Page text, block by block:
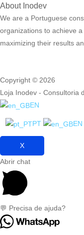
About Inodev
We are a Portuguese
organizations to achieve
maximizing their results
Copyright © 2026
Loja Inodev - Consultoria
EN
PT EN
X
Abrir chat
💬 Precisa de ajuda?